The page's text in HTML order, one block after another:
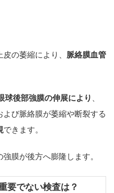
の萎縮により、 脈絡膜血管
球後部強膜の伸展により
び脈絡膜が萎縮や断裂する
できます。
膜が後方へ膨隆します。
要でない検査は？